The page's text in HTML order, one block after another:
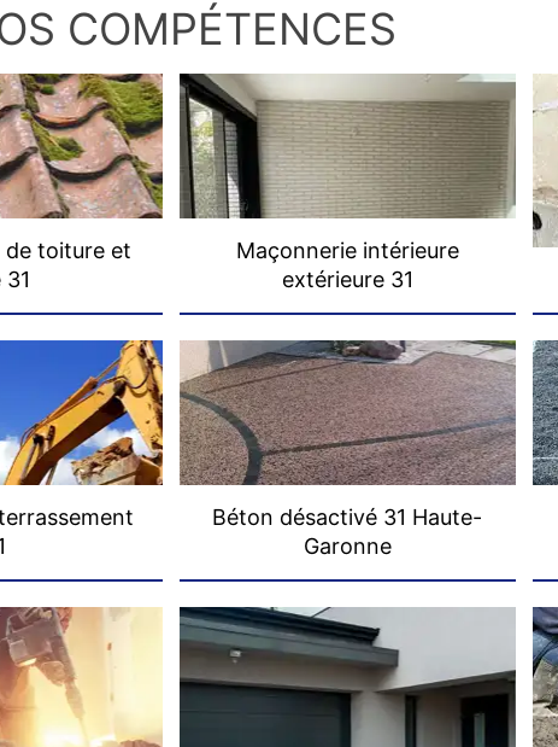
COMPÉTENCES
de toiture et
Maçonnerie intérieure
extérieure 31
Béton désactivé 31 Haute-
Garonne